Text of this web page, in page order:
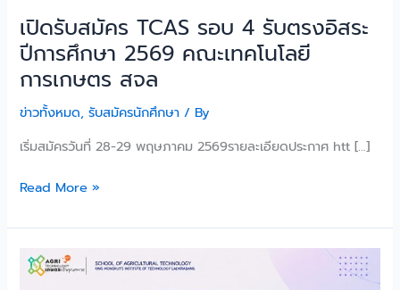
เปิดรับสมัคร TCAS รอบ 4 รับตรงอิสระ
ปีการศึกษา 2569 คณะเทคโนโลยี
การเกษตร สจล
ข่าวทั้งหมด,รับสมัครนักศึกษา / By
เริ่มสมัครวันที่ 28-29 พฤษภาคม 2569รายละเอียดประกาศ htt […]
Read More »
ประกาศ
ราย